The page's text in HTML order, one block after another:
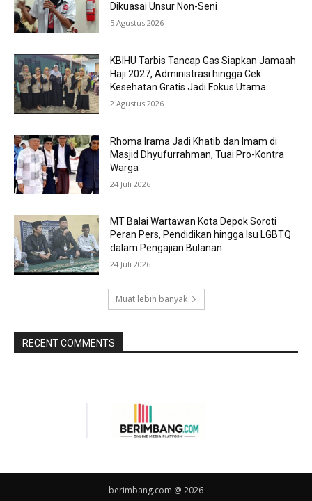
Dikuasai Unsur Non-Seni
5 Agustus 2026
KBIHU Tarbis Tancap Gas Siapkan Jamaah
Haji 2027, Administrasi hingga Cek
Kesehatan Gratis Jadi Fokus Utama
2 Agustus 2026
Rhoma Irama Jadi Khatib dan Imam di
Masjid Dhyufurrahman, Tuai Pro-Kontra
Warga
24 Juli 2026
MT Balai Wartawan Kota Depok Soroti
Peran Pers, Pendidikan hingga Isu LGBTQ
dalam Pengajian Bulanan
24 Juli 2026
Muat lebih banyak
RECENT COMMENTS
berimbang.com @ 2026